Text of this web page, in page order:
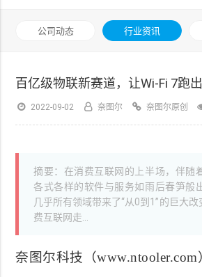
公司动态 行业资讯
百亿级物联新赛道，让Wi-Fi 7跑
2022-09-02 奈图尔 奈图尔原创
摘要：在消费互联网的上半场，伴随
各式各样的软件与服务如雨后春笋般
几乎所有领域带来了“从0到1”的巨大
费互联网走...
奈图尔科技 （